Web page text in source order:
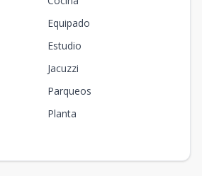
Equipado
Estudio
Jacuzzi
Parqueos
Planta